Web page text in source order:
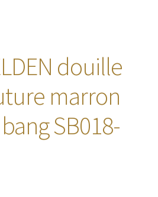
douille
marron
SB018-